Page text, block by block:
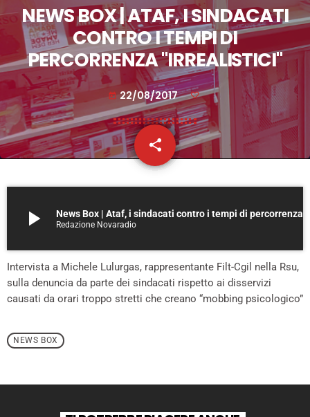
NEWS BOX | ATAF, I SINDACATI
CONTRO I TEMPI DI
PERCORRENZA "IRREALISTICI"
today 22/08/2017
share
email
play_arrow Redazione Novaradio
Intervista a Michele Lulurgas, rappresentante Filt-Cgil nella Rsu,
sulla denuncia da parte dei sindacati rispetto ai disservizi
causati da orari troppo stretti che creano “mobbing psicologico”
NEWS BOX